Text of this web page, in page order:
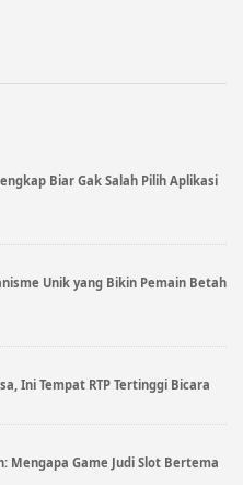
Biar Gak Salah Pilih Aplikasi
Unik yang Bikin Pemain Betah
Ini Tempat RTP Tertinggi Bicara
Mengapa Game Judi Slot Bertema